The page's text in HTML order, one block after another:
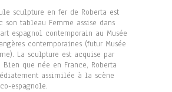
sculpture en fer de Roberta est
son tableau Femme assise dans
espagnol contemporain au Musée
contemporaines (futur Musée
La sculpture est acquise par
Bien que née en France, Roberta
assimilée à la scène
espagnole.